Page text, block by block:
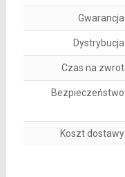
Gwarancja
Dystrybucja
Czas na zwrot
Bezpieczeństwo
Koszt dostawy